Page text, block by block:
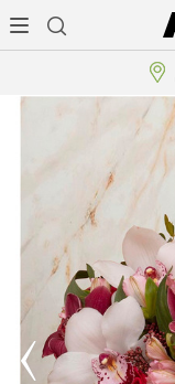
кабинет
Музыкальная
коллекция
Композиции
"ВАУ"!!!
Коллекции!!!